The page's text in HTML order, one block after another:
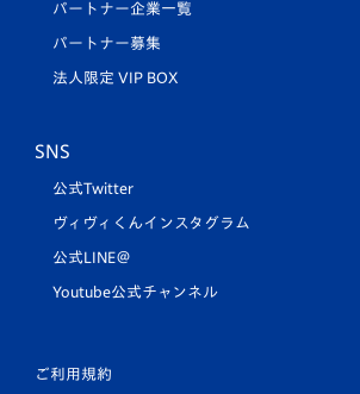
パートナー企業一覧
パートナー募集
法人限定 VIP BOX
SNS
公式Twitter
ヴィヴィくんインスタグラム
公式LINE＠
Youtube公式チャンネル
ご利用規約